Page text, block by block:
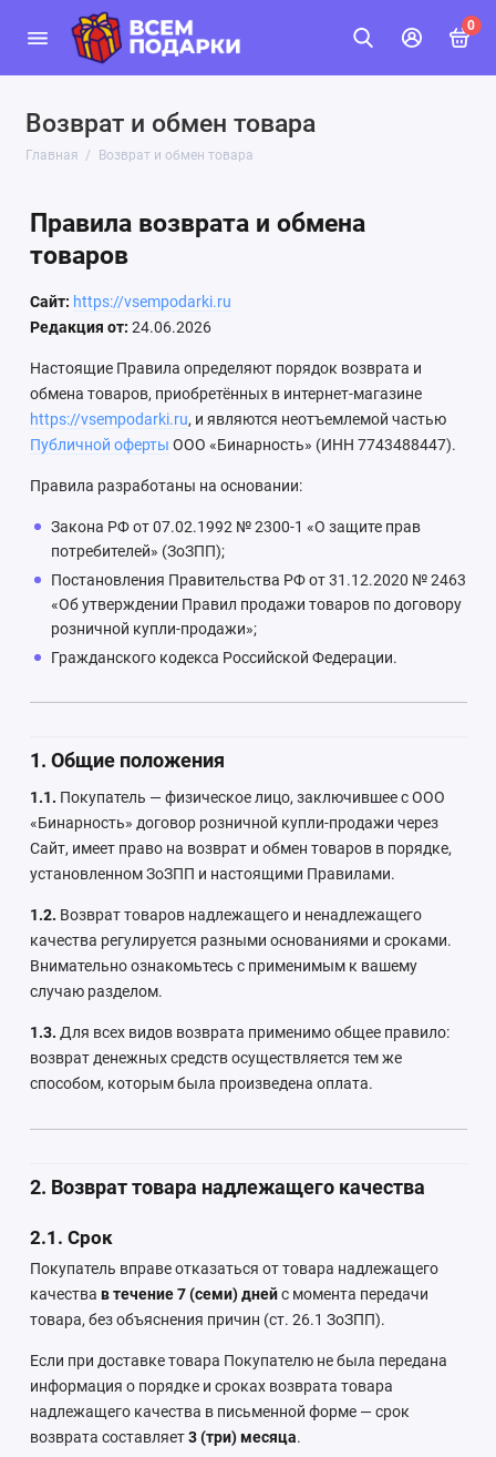
0
Возврат и обмен товара
Главная Возврат и обмен товара
Правила возврата и обмена
товаров
Сайт: https://vsempodarki.ru
Редакция от: 24.06.2026
Настоящие Правила определяют порядок возврата и
обмена товаров, приобретённых в интернет-магазине
https://vsempodarki.ru, и являются неотъемлемой частью
Публичной оферты ООО «Бинарность» (ИНН 7743488447).
Правила разработаны на основании:
Закона РФ от 07.02.1992 № 2300-1 «О защите прав
потребителей» (ЗоЗПП);
Постановления Правительства РФ от 31.12.2020 № 2463
«Об утверждении Правил продажи товаров по договору
розничной купли-продажи»;
Гражданского кодекса Российской Федерации.
1. Общие положения
1.1. Покупатель — физическое лицо, заключившее с ООО
«Бинарность» договор розничной купли-продажи через
Сайт, имеет право на возврат и обмен товаров в порядке,
установленном ЗоЗПП и настоящими Правилами.
1.2. Возврат товаров надлежащего и ненадлежащего
качества регулируется разными основаниями и сроками.
Внимательно ознакомьтесь с применимым к вашему
случаю разделом.
1.3. Для всех видов возврата применимо общее правило:
возврат денежных средств осуществляется тем же
способом, которым была произведена оплата.
2. Возврат товара надлежащего качества
2.1. Срок
Покупатель вправе отказаться от товара надлежащего
качества в течение 7 (семи) днейс момента передачи
товара, без объяснения причин (ст. 26.1 ЗоЗПП).
Если при доставке товара Покупателю не была передана
информация о порядке и сроках возврата товара
надлежащего качества в письменной форме — срок
возврата составляет3 (три) месяца.